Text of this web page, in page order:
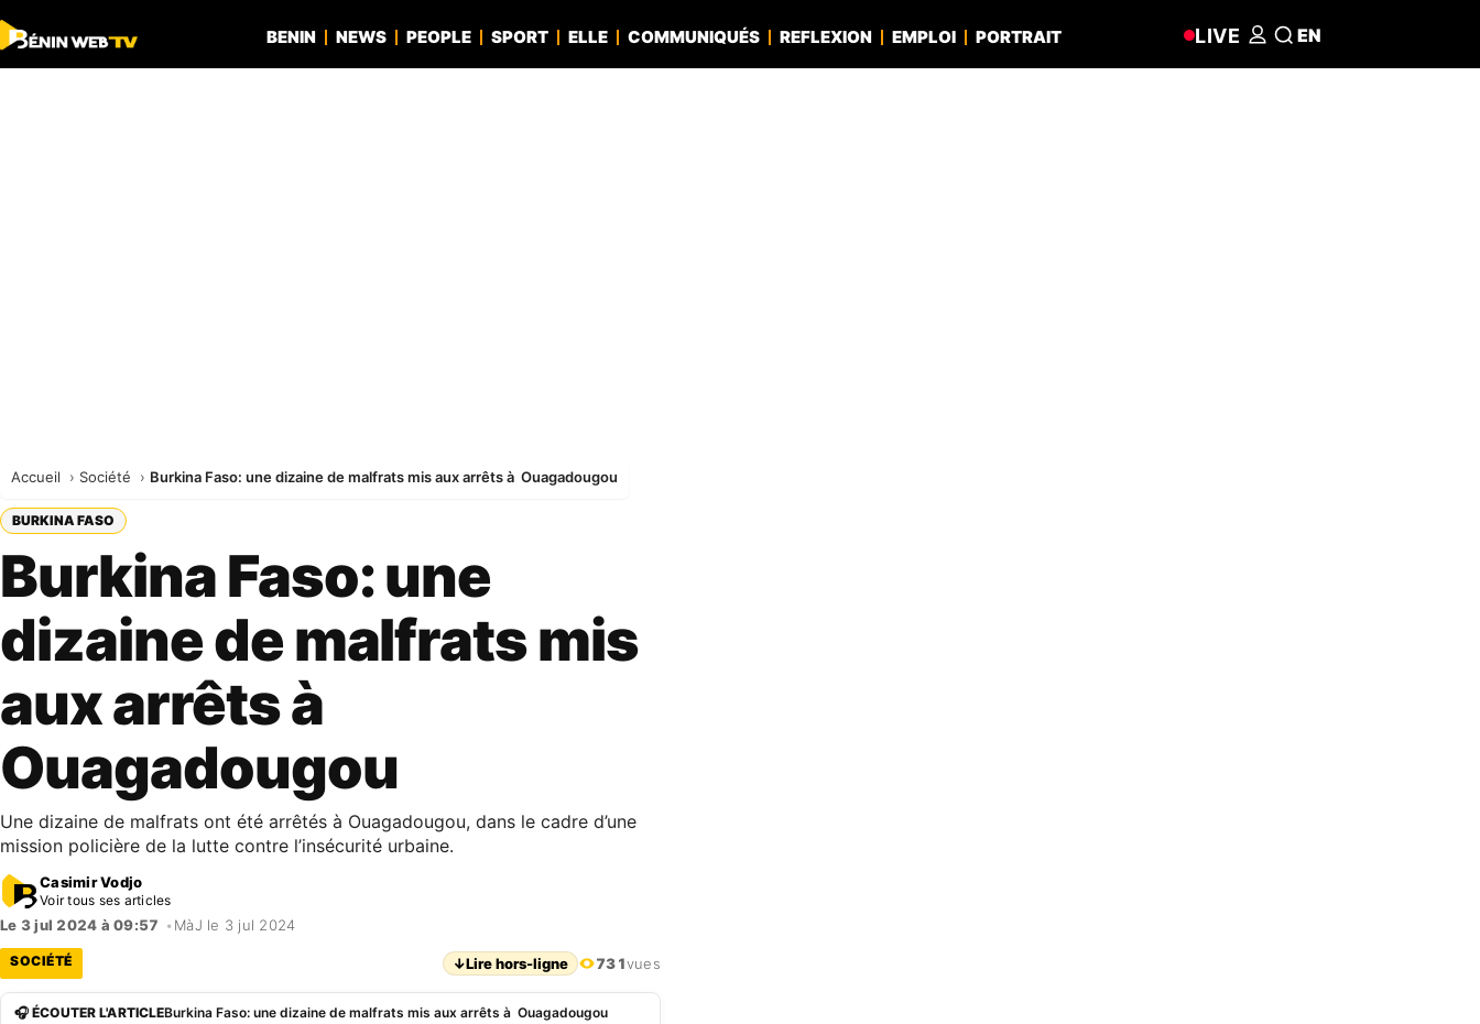
BENIN NEWS PEOPLE SPORT ELLE COMMUNIQUÉS REFLEXION EMPLOI PORTRAIT LIVE EN
Accueil Société Burkina Faso: une dizaine de malfrats mis aux arrêts à Ouagadougou
BURKINA FASO
Burkina Faso: une
dizaine de malfrats mis
aux arrêts à
Ouagadougou
Une dizaine de malfrats ont été arrêtés à Ouagadougou, dans le cadre d’une
mission policière de la lutte contre l’insécurité urbaine.
Casimir Vodjo
Voir tous ses articles
Le 3 jul 2024 à 09:57 • MàJ le 3 jul 2024
SOCIÉTÉ ↓Lire hors-ligne 731vues
🎧 ÉCOUTER L'ARTICLEBurkina Faso: une dizaine de malfrats mis aux arrêts à Ouagadougou